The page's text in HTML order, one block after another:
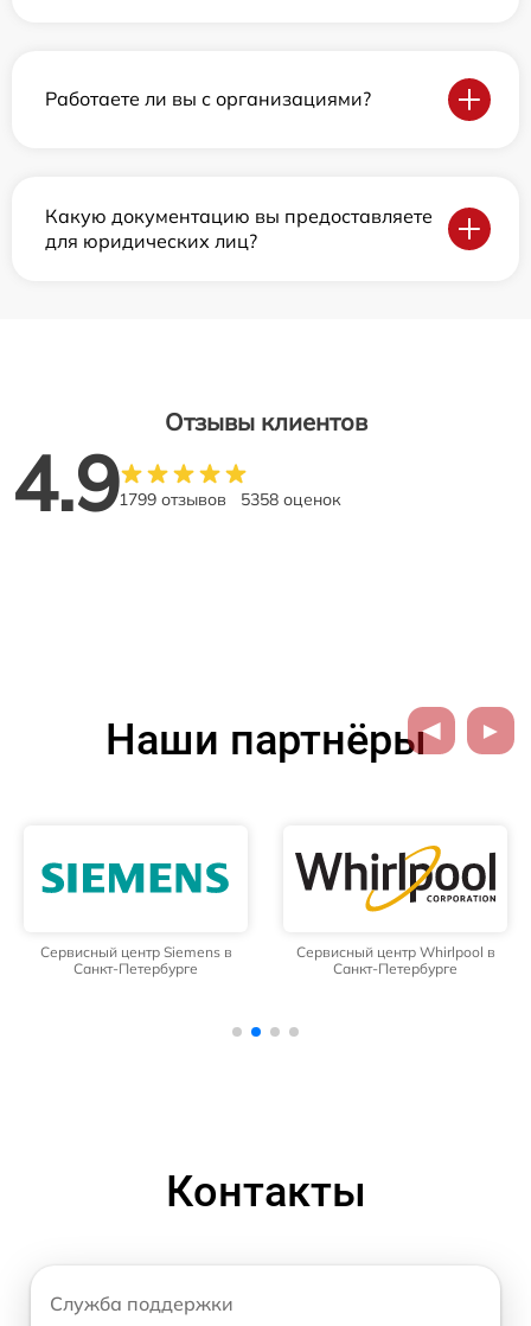
Работаете ли вы с организациями?
Какую документацию вы предоставляете
для юридических лиц?
Отзывы клиентов
4.91799 отзывов 5358 оценок
Наши партнёры
Сервисный центр Siemens в
Санкт-Петербурге
Сервисный центр Whirlpool в
Санкт-Петербурге
Контакты
Служба поддержки